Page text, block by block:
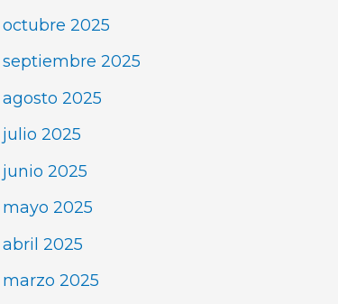
octubre 2025
septiembre 2025
agosto 2025
julio 2025
junio 2025
mayo 2025
abril 2025
marzo 2025